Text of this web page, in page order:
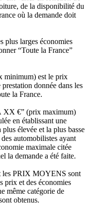
de la disponibilité du
où la demande doit
plus larges économies
“Toute la France”
est le prix
donnée dans les
la France.
XX €” (prix maximum)
en établissant une
élevée et la plus basse
automobilistes ayant
maximale citée
la demande a été faite.
PRIX MOYENS sont
prix et des économies
même catégorie de
obtenus.